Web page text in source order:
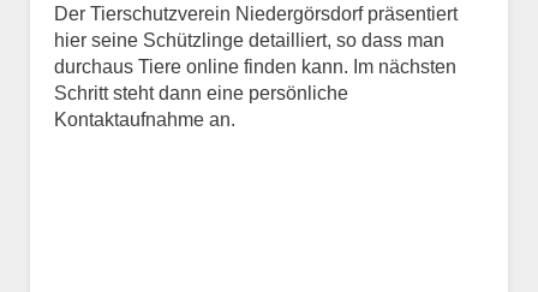
Der Tierschutzverein Niedergörsdorf präsentiert
hier seine Schützlinge detailliert, so dass man
durchaus Tiere online finden kann. Im nächsten
Schritt steht dann eine persönliche
Kontaktaufnahme an.